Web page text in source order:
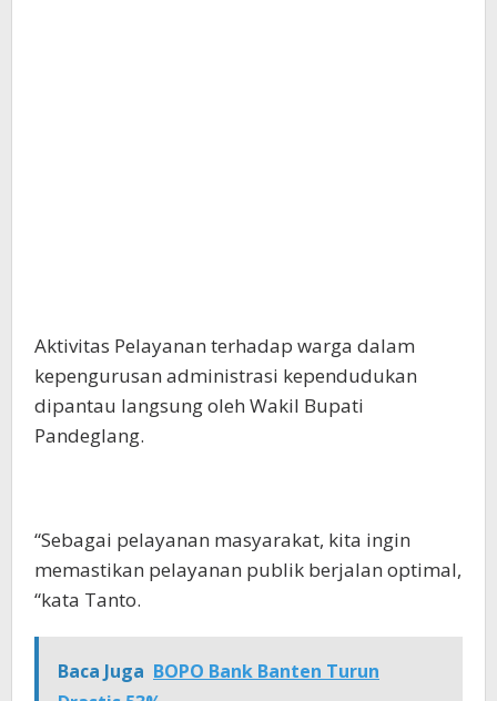
Aktivitas Pelayanan terhadap warga dalam
kepengurusan administrasi kependudukan
dipantau langsung oleh Wakil Bupati
Pandeglang.
“Sebagai pelayanan masyarakat, kita ingin
memastikan pelayanan publik berjalan optimal,
“kata Tanto.
Baca Juga BOPO Bank Banten Turun